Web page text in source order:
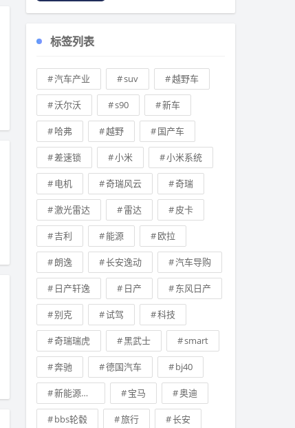
标签列表
汽车产业 suv 越野车
沃尔沃 s90 新车
哈弗 越野 国产车
差速锁 小米 小米系统
电机 奇瑞风云 奇瑞
激光雷达 雷达 皮卡
吉利 能源 欧拉
朗逸 长安逸动 汽车导购
日产轩逸 日产 东风日产
别克 试驾 科技
奇瑞瑞虎 黑武士 smart
奔驰 德国汽车 bj40
新能源汽车 宝马 奥迪
bbs轮毂 旅行 长安